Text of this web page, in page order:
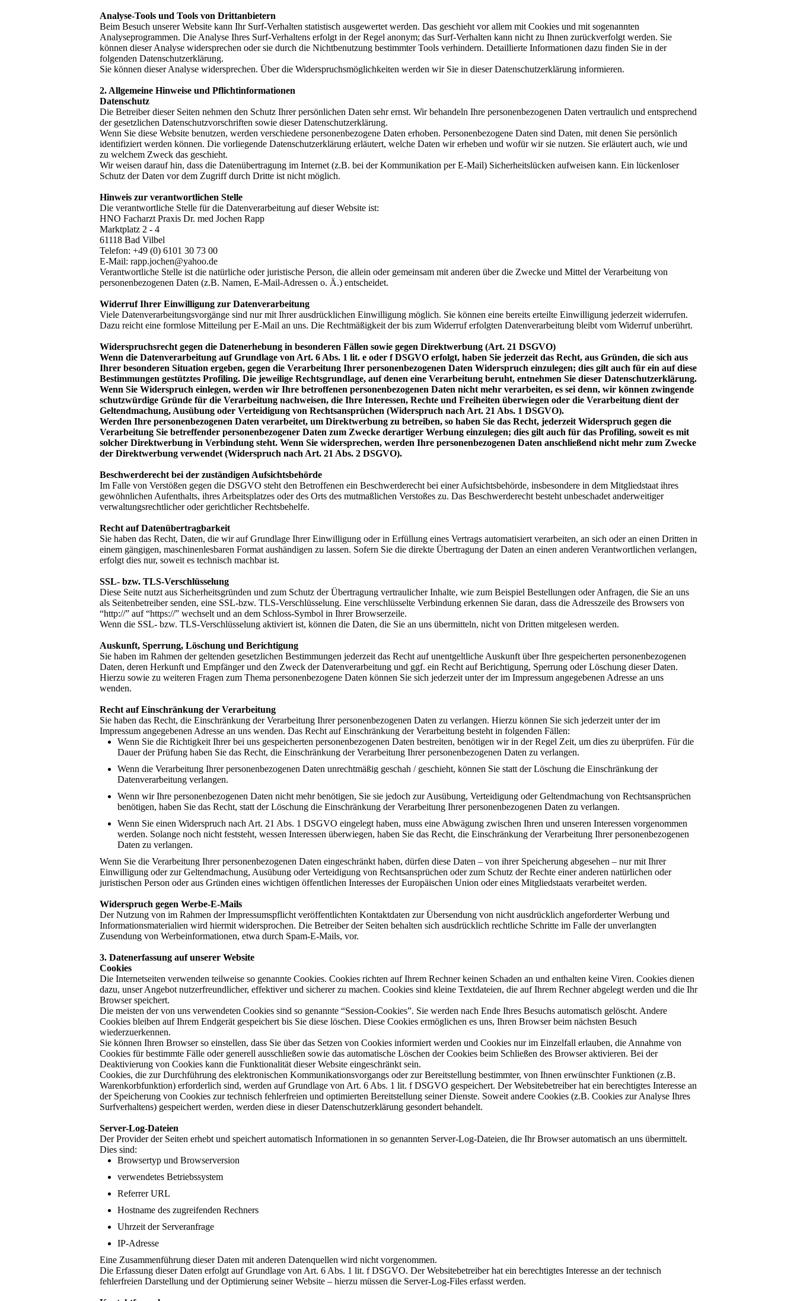
Analyse-Tools und Tools von Drittanbietern
Beim Besuch unserer Website kann Ihr Surf-Verhalten statistisch ausgewertet werden. Das geschieht vor allem mit Cookies und mit sogenannten
Analyseprogrammen. Die Analyse Ihres Surf-Verhaltens erfolgt in der Regel anonym; das Surf-Verhalten kann nicht zu Ihnen zurückverfolgt werden. Sie
können dieser Analyse widersprechen oder sie durch die Nichtbenutzung bestimmter Tools verhindern. Detaillierte Informationen dazu finden Sie in der
folgenden Datenschutzerklärung.
Sie können dieser Analyse widersprechen. Über die Widerspruchsmöglichkeiten werden wir Sie in dieser Datenschutzerklärung informieren.
2. Allgemeine Hinweise und Pflichtinformationen
Datenschutz
Die Betreiber dieser Seiten nehmen den Schutz Ihrer persönlichen Daten sehr ernst. Wir behandeln Ihre personenbezogenen Daten vertraulich und entsprechend
der gesetzlichen Datenschutzvorschriften sowie dieser Datenschutzerklärung.
Wenn Sie diese Website benutzen, werden verschiedene personenbezogene Daten erhoben. Personenbezogene Daten sind Daten, mit denen Sie persönlich
identifiziert werden können. Die vorliegende Datenschutzerklärung erläutert, welche Daten wir erheben und wofür wir sie nutzen. Sie erläutert auch, wie und
zu welchem Zweck das geschieht.
Wir weisen darauf hin, dass die Datenübertragung im Internet (z.B. bei der Kommunikation per E-Mail) Sicherheitslücken aufweisen kann. Ein lückenloser
Schutz der Daten vor dem Zugriff durch Dritte ist nicht möglich.
Hinweis zur verantwortlichen Stelle
Die verantwortliche Stelle für die Datenverarbeitung auf dieser Website ist:
HNO Facharzt Praxis Dr. med Jochen Rapp
Marktplatz 2 - 4
61118 Bad Vilbel
Telefon: +49 (0) 6101 30 73 00
E-Mail: rapp.jochen@yahoo.de
Verantwortliche Stelle ist die natürliche oder juristische Person, die allein oder gemeinsam mit anderen über die Zwecke und Mittel der Verarbeitung von
personenbezogenen Daten (z.B. Namen, E-Mail-Adressen o. Ä.) entscheidet.
Widerruf Ihrer Einwilligung zur Datenverarbeitung
Viele Datenverarbeitungsvorgänge sind nur mit Ihrer ausdrücklichen Einwilligung möglich. Sie können eine bereits erteilte Einwilligung jederzeit widerrufen.
Dazu reicht eine formlose Mitteilung per E-Mail an uns. Die Rechtmäßigkeit der bis zum Widerruf erfolgten Datenverarbeitung bleibt vom Widerruf unberührt.
Widerspruchsrecht gegen die Datenerhebung in besonderen Fällen sowie gegen Direktwerbung (Art. 21 DSGVO)
Wenn die Datenverarbeitung auf Grundlage von Art. 6 Abs. 1 lit. e oder f DSGVO erfolgt, haben Sie jederzeit das Recht, aus Gründen, die sich aus
Ihrer besonderen Situation ergeben, gegen die Verarbeitung Ihrer personenbezogenen Daten Widerspruch einzulegen; dies gilt auch für ein auf diese
Bestimmungen gestütztes Profiling. Die jeweilige Rechtsgrundlage, auf denen eine Verarbeitung beruht, entnehmen Sie dieser Datenschutzerklärung.
Wenn Sie Widerspruch einlegen, werden wir Ihre betroffenen personenbezogenen Daten nicht mehr verarbeiten, es sei denn, wir können zwingende
schutzwürdige Gründe für die Verarbeitung nachweisen, die Ihre Interessen, Rechte und Freiheiten überwiegen oder die Verarbeitung dient der
Geltendmachung, Ausübung oder Verteidigung von Rechtsansprüchen (Widerspruch nach Art. 21 Abs. 1 DSGVO).
Werden Ihre personenbezogenen Daten verarbeitet, um Direktwerbung zu betreiben, so haben Sie das Recht, jederzeit Widerspruch gegen die
Verarbeitung Sie betreffender personenbezogener Daten zum Zwecke derartiger Werbung einzulegen; dies gilt auch für das Profiling, soweit es mit
solcher Direktwerbung in Verbindung steht. Wenn Sie widersprechen, werden Ihre personenbezogenen Daten anschließend nicht mehr zum Zwecke
der Direktwerbung verwendet (Widerspruch nach Art. 21 Abs. 2 DSGVO).
Beschwerderecht bei der zuständigen Aufsichtsbehörde
Im Falle von Verstößen gegen die DSGVO steht den Betroffenen ein Beschwerderecht bei einer Aufsichtsbehörde, insbesondere in dem Mitgliedstaat ihres
gewöhnlichen Aufenthalts, ihres Arbeitsplatzes oder des Orts des mutmaßlichen Verstoßes zu. Das Beschwerderecht besteht unbeschadet anderweitiger
verwaltungsrechtlicher oder gerichtlicher Rechtsbehelfe.
Recht auf Datenübertragbarkeit
Sie haben das Recht, Daten, die wir auf Grundlage Ihrer Einwilligung oder in Erfüllung eines Vertrags automatisiert verarbeiten, an sich oder an einen Dritten in
einem gängigen, maschinenlesbaren Format aushändigen zu lassen. Sofern Sie die direkte Übertragung der Daten an einen anderen Verantwortlichen verlangen,
erfolgt dies nur, soweit es technisch machbar ist.
SSL- bzw. TLS-Verschlüsselung
Diese Seite nutzt aus Sicherheitsgründen und zum Schutz der Übertragung vertraulicher Inhalte, wie zum Beispiel Bestellungen oder Anfragen, die Sie an uns
als Seitenbetreiber senden, eine SSL-bzw. TLS-Verschlüsselung. Eine verschlüsselte Verbindung erkennen Sie daran, dass die Adresszeile des Browsers von
“http://” auf “https://” wechselt und an dem Schloss-Symbol in Ihrer Browserzeile.
Wenn die SSL- bzw. TLS-Verschlüsselung aktiviert ist, können die Daten, die Sie an uns übermitteln, nicht von Dritten mitgelesen werden.
Auskunft, Sperrung, Löschung und Berichtigung
Sie haben im Rahmen der geltenden gesetzlichen Bestimmungen jederzeit das Recht auf unentgeltliche Auskunft über Ihre gespeicherten personenbezogenen
Daten, deren Herkunft und Empfänger und den Zweck der Datenverarbeitung und ggf. ein Recht auf Berichtigung, Sperrung oder Löschung dieser Daten.
Hierzu sowie zu weiteren Fragen zum Thema personenbezogene Daten können Sie sich jederzeit unter der im Impressum angegebenen Adresse an uns
wenden.
Recht auf Einschränkung der Verarbeitung
Sie haben das Recht, die Einschränkung der Verarbeitung Ihrer personenbezogenen Daten zu verlangen. Hierzu können Sie sich jederzeit unter der im
Impressum angegebenen Adresse an uns wenden. Das Recht auf Einschränkung der Verarbeitung besteht in folgenden Fällen:
Wenn Sie die Richtigkeit Ihrer bei uns gespeicherten personenbezogenen Daten bestreiten, benötigen wir in der Regel Zeit, um dies zu überprüfen. Für die
Dauer der Prüfung haben Sie das Recht, die Einschränkung der Verarbeitung Ihrer personenbezogenen Daten zu verlangen.
Wenn die Verarbeitung Ihrer personenbezogenen Daten unrechtmäßig geschah / geschieht, können Sie statt der Löschung die Einschränkung der
Datenverarbeitung verlangen.
Wenn wir Ihre personenbezogenen Daten nicht mehr benötigen, Sie sie jedoch zur Ausübung, Verteidigung oder Geltendmachung von Rechtsansprüchen
benötigen, haben Sie das Recht, statt der Löschung die Einschränkung der Verarbeitung Ihrer personenbezogenen Daten zu verlangen.
Wenn Sie einen Widerspruch nach Art. 21 Abs. 1 DSGVO eingelegt haben, muss eine Abwägung zwischen Ihren und unseren Interessen vorgenommen
werden. Solange noch nicht feststeht, wessen Interessen überwiegen, haben Sie das Recht, die Einschränkung der Verarbeitung Ihrer personenbezogenen
Daten zu verlangen.
Wenn Sie die Verarbeitung Ihrer personenbezogenen Daten eingeschränkt haben, dürfen diese Daten – von ihrer Speicherung abgesehen – nur mit Ihrer
Einwilligung oder zur Geltendmachung, Ausübung oder Verteidigung von Rechtsansprüchen oder zum Schutz der Rechte einer anderen natürlichen oder
juristischen Person oder aus Gründen eines wichtigen öffentlichen Interesses der Europäischen Union oder eines Mitgliedstaats verarbeitet werden.
Widerspruch gegen Werbe-E-Mails
Der Nutzung von im Rahmen der Impressumspflicht veröffentlichten Kontaktdaten zur Übersendung von nicht ausdrücklich angeforderter Werbung und
Informationsmaterialien wird hiermit widersprochen. Die Betreiber der Seiten behalten sich ausdrücklich rechtliche Schritte im Falle der unverlangten
Zusendung von Werbeinformationen, etwa durch Spam-E-Mails, vor.
3. Datenerfassung auf unserer Website
Cookies
Die Internetseiten verwenden teilweise so genannte Cookies. Cookies richten auf Ihrem Rechner keinen Schaden an und enthalten keine Viren. Cookies dienen
dazu, unser Angebot nutzerfreundlicher, effektiver und sicherer zu machen. Cookies sind kleine Textdateien, die auf Ihrem Rechner abgelegt werden und die Ihr
Browser speichert.
Die meisten der von uns verwendeten Cookies sind so genannte “Session-Cookies”. Sie werden nach Ende Ihres Besuchs automatisch gelöscht. Andere
Cookies bleiben auf Ihrem Endgerät gespeichert bis Sie diese löschen. Diese Cookies ermöglichen es uns, Ihren Browser beim nächsten Besuch
wiederzuerkennen.
Sie können Ihren Browser so einstellen, dass Sie über das Setzen von Cookies informiert werden und Cookies nur im Einzelfall erlauben, die Annahme von
Cookies für bestimmte Fälle oder generell ausschließen sowie das automatische Löschen der Cookies beim Schließen des Browser aktivieren. Bei der
Deaktivierung von Cookies kann die Funktionalität dieser Website eingeschränkt sein.
Cookies, die zur Durchführung des elektronischen Kommunikationsvorgangs oder zur Bereitstellung bestimmter, von Ihnen erwünschter Funktionen (z.B.
Warenkorbfunktion) erforderlich sind, werden auf Grundlage von Art. 6 Abs. 1 lit. f DSGVO gespeichert. Der Websitebetreiber hat ein berechtigtes Interesse an
der Speicherung von Cookies zur technisch fehlerfreien und optimierten Bereitstellung seiner Dienste. Soweit andere Cookies (z.B. Cookies zur Analyse Ihres
Surfverhaltens) gespeichert werden, werden diese in dieser Datenschutzerklärung gesondert behandelt.
Server-Log-Dateien
Der Provider der Seiten erhebt und speichert automatisch Informationen in so genannten Server-Log-Dateien, die Ihr Browser automatisch an uns übermittelt.
Dies sind:
Browsertyp und Browserversion
verwendetes Betriebssystem
Referrer URL
Hostname des zugreifenden Rechners
Uhrzeit der Serveranfrage
IP-Adresse
Eine Zusammenführung dieser Daten mit anderen Datenquellen wird nicht vorgenommen.
Die Erfassung dieser Daten erfolgt auf Grundlage von Art. 6 Abs. 1 lit. f DSGVO. Der Websitebetreiber hat ein berechtigtes Interesse an der technisch
fehlerfreien Darstellung und der Optimierung seiner Website – hierzu müssen die Server-Log-Files erfasst werden.